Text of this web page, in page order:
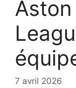
7 avril 2026